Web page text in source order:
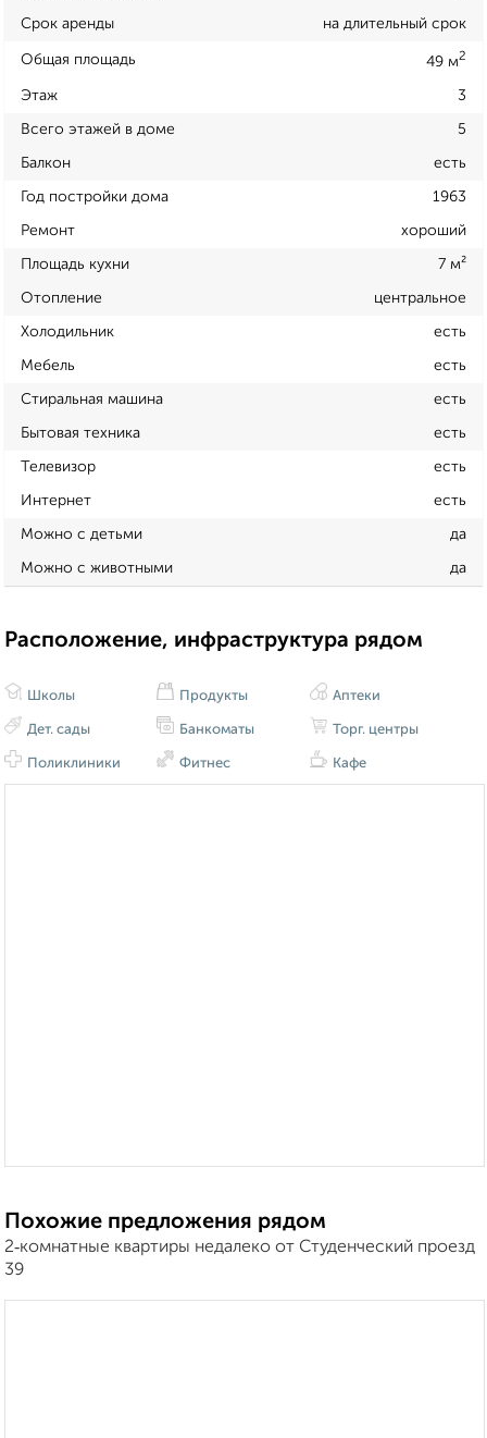
Срок аренды на длительный срок
Общая площадь 49 м2
Этаж 3
Всего этажей в доме 5
Балкон есть
Год постройки дома 1963
Ремонт хороший
Площадь кухни 7 м²
Отопление центральное
Холодильник есть
Мебель есть
Стиральная машина есть
Бытовая техника есть
Телевизор есть
Интернет есть
Можно с детьми да
Можно с животными да
Расположение, инфраструктура рядом
Школы
Дет. сады
Поликлиники
Продукты
Банкоматы
Фитнес
Аптеки
Торг. центры
Кафе
Похожие предложения рядом
2‑комнатные квартиры недалеко от Студенческий проезд
39